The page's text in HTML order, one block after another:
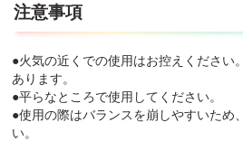
注意事項
●火気の近くでの使用はお控えください
あります。
●平らなところで使用してください。
●使用の際はバランスを崩しやすいため
い。